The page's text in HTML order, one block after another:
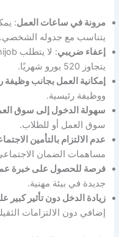
مرونة في ساعات العمل:
يتناسب مع جدوله الشخصي.
إعفاء ضريبي
يتجاوز 520 يورو شهريًا.
إمكانية العمل بجانب وظيفة
ووظيفة رئيسية.
سهولة الدخول إلى سوق
سوق العمل أو للطلاب.
عدم الالتزام بالتأمين
مساهمات الضمان
فرصة للحصول على خبرة
جديدة في بيئة مهنية.
زيادة الدخل دون تأثير كبير
إضافي دون الالتزامات